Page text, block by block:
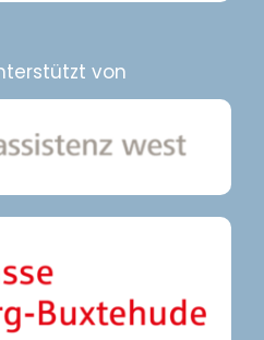
von